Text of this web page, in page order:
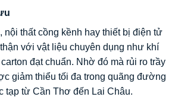
nội thất cồng kềnh hay thiết bị điện tử
với vật liệu chuyên dụng như khí
đạt chuẩn. Nhờ đó mà rủi ro trầy
giảm thiểu tối đa trong quãng đường
tạp từ Cần Thơ đến Lai Châu.